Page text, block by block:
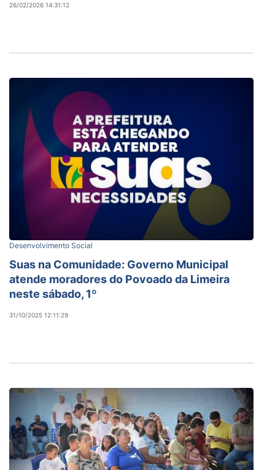
26/02/2026 14:31:12
Desenvolvimento Social
Suas na Comunidade: Governo Municipal
atende moradores do Povoado da Limeira
neste sábado, 1º
31/10/2025 12:11:29